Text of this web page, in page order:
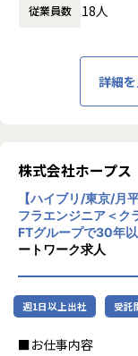
未整備の課題を自
ポジションの魅力
全社の技術基盤を「
特定プロダクトの
のインフラ・セキ
りの裁量と影響範囲
■0→1フェーズの面
セキュリティガバナ
aC による自動化な
います。既存の仕
台を作り上げる経験
■マネジメントへの
リーダー候補として
休憩時
従業員数 18人
詳細
株式会社ホープス
【ハイブリ/東京/月
フラエンジニア＜ク
FTグループで30年
ートワーク求人
週1日以上出社 受託
■お仕事内容